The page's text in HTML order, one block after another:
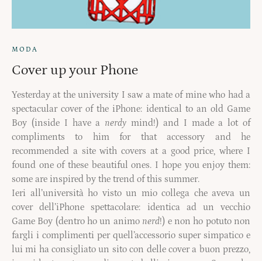
MODA
Cover up your Phone
Yesterday at the university I saw a mate of mine who had a
spectacular cover of the iPhone: identical to an old Game
Boy (inside I have a nerdy mind!) and I made a lot of
compliments to him for that accessory and he
recommended a site with covers at a good price, where I
found one of these beautiful ones. I hope you enjoy them:
some are inspired by the trend of this summer.
Ieri all’università ho visto un mio collega che aveva un
cover dell’iPhone spettacolare: identica ad un vecchio
Game Boy (dentro ho un animo nerd!) e non ho potuto non
fargli i complimenti per quell’accessorio super simpatico e
lui mi ha consigliato un sito con delle cover a buon prezzo,